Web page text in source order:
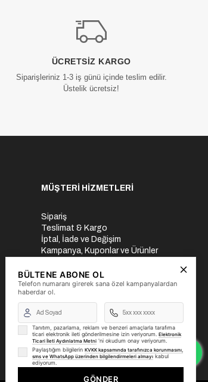
ÜCRETSIZ KARGO
Siparişleriniz 1-3 iş günü içinde teslim edilir.
Üstelik ücretsiz!
MÜŞTERİ HİZMETLERİ
Sipariş
Teslimat & Kargo
İptal, İade ve Değişim
Kampanya, Kuponlar ve Ürünler
Üyelik İşlemleri
Yurtdışı Gönderi
BÜLTENE ABONE OL
Telefon numaranı girerek sana özel kampanyalardan
haberdar ol.
Tanıtım, pazarlama, reklam ve benzeri amaçlarla tarafıma
ticari elektronik ileti gönderilmesine izin veriyorum. Elektronik
Ticari İleti Aydınlatma Metni 'ni okudum onay veriyorum.
Paylaştığım bilgilerin KVKK kapsamında tarafınızca korunmasını,
sms ve WhatsApp üzerinden bilgilendirmeleri almayı kabul
ediyorum.
GÖNDER